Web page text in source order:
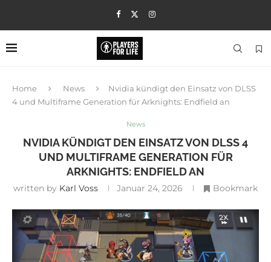
Home News
Nvidia kündigt den Einsatz von DLSS
4 und Multiframe Generation für Arknights: Endfield an
News
NVIDIA KÜNDIGT DEN EINSATZ VON DLSS 4
UND MULTIFRAME GENERATION FÜR
ARKNIGHTS: ENDFIELD AN
written by Karl Voss Januar 24, 2026 Bookmark